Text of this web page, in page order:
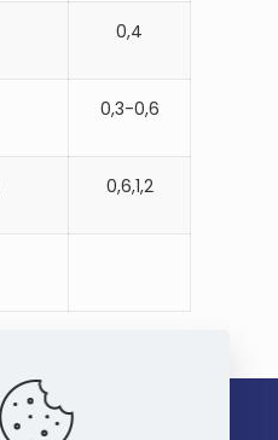
0,4
0,3-0,6
0,6,1,2